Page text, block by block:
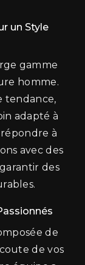
un Style
gamme
homme.
tendance,
adapté à
à
avec des
des
de
de vos